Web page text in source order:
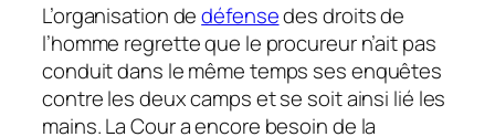
L’organisation dedéfensedes droits de
l’homme regrette que le procureur n’ait pas
conduit dans le même temps ses enquêtes
contre les deux camps et se soit ainsi lié les
mains. La Cour a encore besoin de la